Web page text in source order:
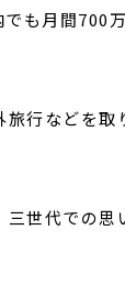
も月間700
行などを取
世代での思